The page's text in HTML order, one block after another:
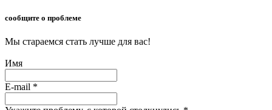
сообщите о проблеме
Мы стараемся стать лучше для вас!
Имя
E-mail *